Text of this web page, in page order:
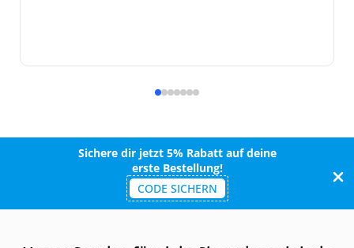
Sichere dir jetzt 5% Rabatt auf deine
erste Bestellung!
CODE SICHERN